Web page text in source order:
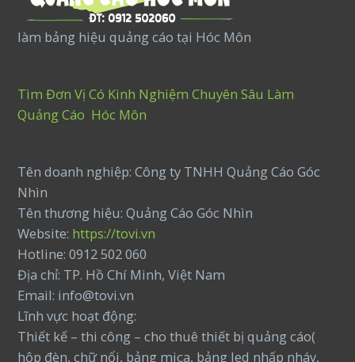
làm bảng hiệu quảng cáo tại Hóc Môn
Tìm Đơn Vị Có Kinh Nghiệm Chuyên Sâu Làm
Quảng Cáo Hóc Môn
Tên doanh nghiệp: Công ty TNHH Quảng Cáo Góc
Nhìn
Tên thương hiệu: Quảng Cáo Góc Nhìn
Website: https://tovi.vn
Hotline: 0912 502 060
Địa chỉ: TP. Hồ Chí Minh, Việt Nam
Email: info@tovi.vn
Lĩnh vực hoạt động:
Thiết kế – thi công – cho thuê thiết bị quảng cáo(
hộp đèn, chữ nổi, bảng mica, bảng led nhấp nháy,